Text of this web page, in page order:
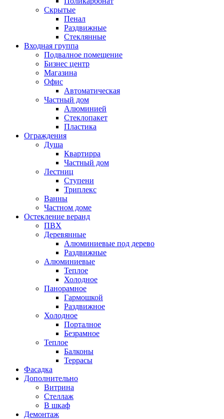
Скрытые
Пенал
Раздвижные
Стеклянные
Входная группа
Подвалное помещение
Бизнес центр
Магазина
Офис
Автоматическая
Частный дом
Алюминией
Стеклопакет
Пластика
Ограждения
Душа
Квартирра
Частный дом
Лестниц
Ступени
Триплекс
Ванны
Частном доме
Остекление веранд
ПВХ
Деревянные
Алюминиевые под дерево
Раздвижные
Алюминиевые
Теплое
Холодное
Панорамное
Гармошкой
Раздвижное
Холодное
Порталное
Безрамное
Теплое
Балконы
Террасы
Фасадка
Дополнительно
Витрина
Стеллаж
В шкаф
Демонтаж